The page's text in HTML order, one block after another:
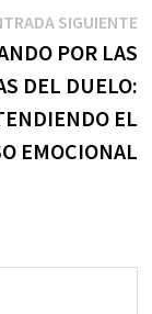
SIGUIENTE
POR LAS
DEL DUELO:
EL
EMOCIONAL